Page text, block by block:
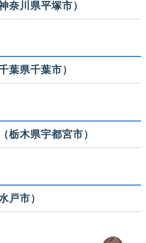
奈川県平塚市）
葉県千葉市）
栃木県宇都宮市）
戸市）